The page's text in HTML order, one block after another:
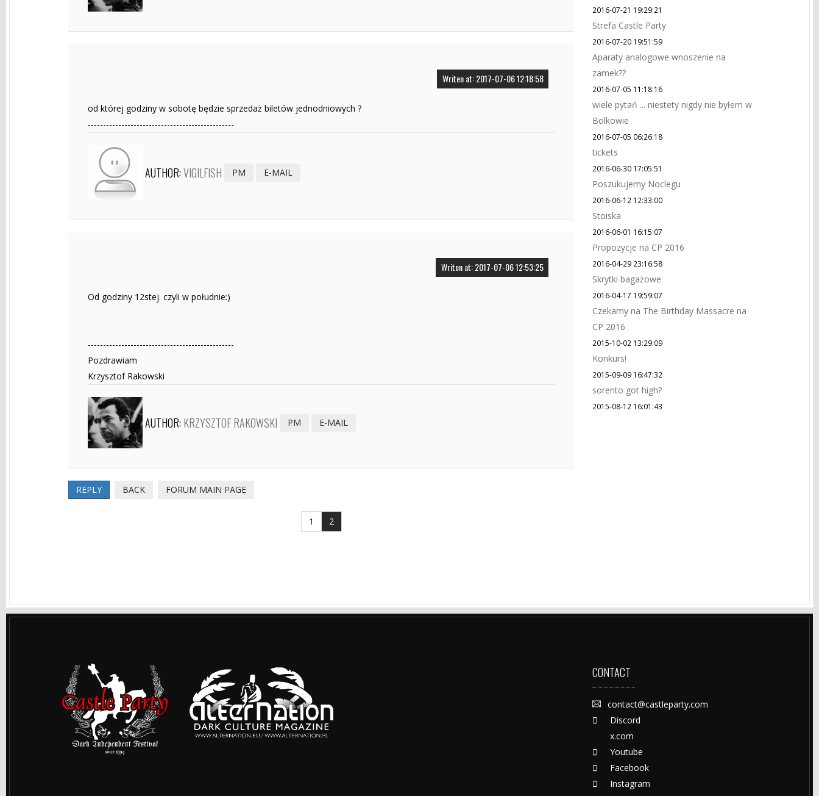
Writen at: 2017-07-06 12:18:58
od której godziny w sobotę będzie sprzedaż biletów jednodniowych ?
------------------------------------------------
AUTHOR:VIGILFISH PM E-MAIL
Writen at: 2017-07-06 12:53:25
Od godziny 12stej. czyli w południe:)
------------------------------------------------
Pozdrawiam
Krzysztof Rakowski
AUTHOR: KRZYSZTOF RAKOWSKI PM E-MAIL
REPLY BACK FORUM MAIN PAGE
1 2
2016-07-21 19:29:21
Strefa Castle Party
2016-07-20 19:51:59
Aparaty analogowe wnoszenie na
zamek??
2016-07-05 11:18:16
wiele pytań ... niestety nigdy nie byłem w
Bolkowie
2016-07-05 06:26:18
tickets
2016-06-30 17:05:51
Poszukujemy Noclegu
2016-06-12 12:33:00
Stoiska
2016-06-01 16:15:07
Propozycje na CP 2016
2016-04-29 23:16:58
Skrytki bagażowe
2016-04-17 19:59:07
Czekamy na The Birthday Massacre na
CP 2016
2015-10-02 13:29:09
Konkurs!
2015-09-09 16:47:32
sorento got high?
2015-08-12 16:01:43
CONTACT
contact@castleparty.com
Discord
x.com
Youtube
Facebook
Instagram